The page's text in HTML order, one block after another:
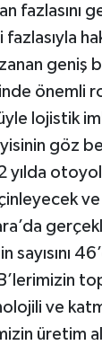
fazlasıyla
geniş
önemli
lojistik
göz
yılda
sayısını
ve
üretim